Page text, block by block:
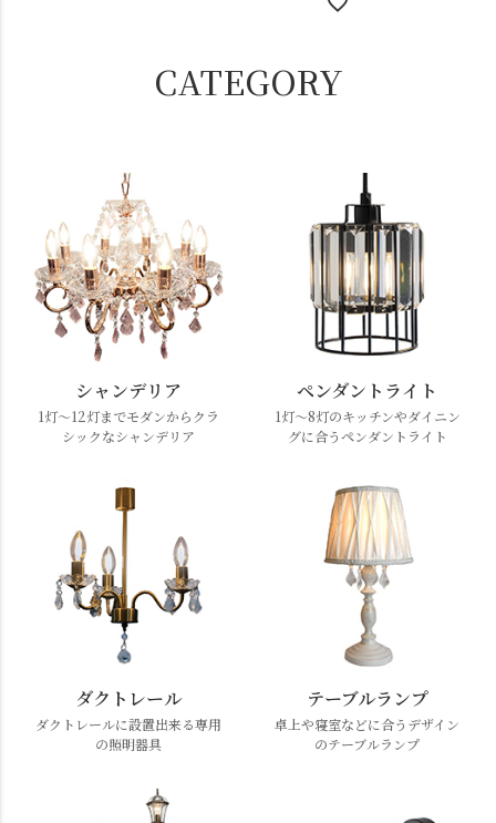
CATEGORY
シャンデリア
1灯～12灯までモダンからクラ
シックなシャンデリア
ペンダントライト
1灯～8灯のキッチンやダイニン
グに合うペンダントライト
ダクトレール
ダクトレールに設置出来る専用
の照明器具
テーブルランプ
卓上や寝室などに合うデザイン
のテーブルランプ